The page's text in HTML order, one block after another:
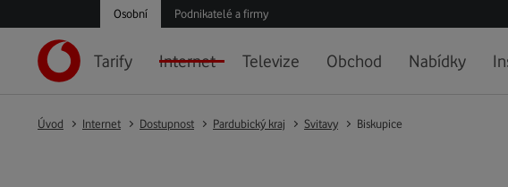
Osobní Podnikatelé a firmy
Tarify Internet Televize Obchod Nabídky
Úvod Internet Dostupnost Pardubický kraj Svitavy Biskupice